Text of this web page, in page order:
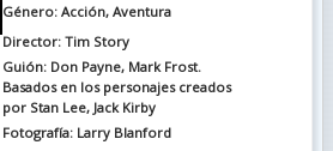
Género: Acción, Aventura
Director: Tim Story
Guión: Don Payne, Mark Frost.
Basados en los personajes creados
por Stan Lee, Jack Kirby
Fotografía: Larry Blanford